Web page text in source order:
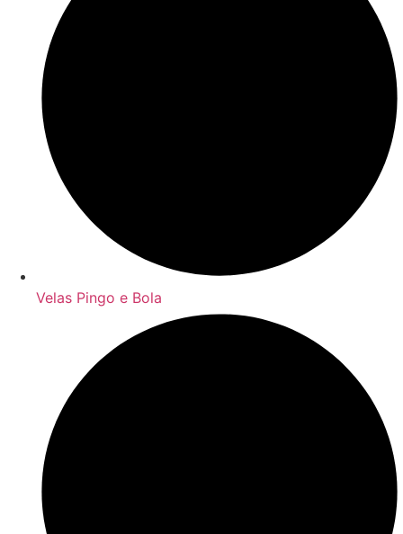
Velas Pingo e Bola